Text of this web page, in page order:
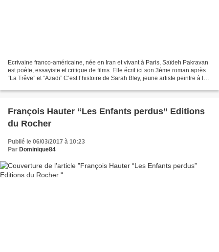
Ecrivaine franco-américaine, née en Iran et vivant à Paris, Saïdeh Pakravan
est poète, essayiste et critique de films. Elle écrit ici son 3ème roman après
“La Trêve” et “Azadi” C’est l’histoire de Sarah Bley, jeune artiste peintre à la
François Hauter “Les Enfants perdus” Editions
du Rocher
Publié le 06/03/2017 à 10:23
Par Dominique84